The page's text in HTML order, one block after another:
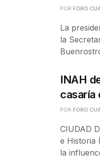
POR FORO
La
la
INAH
casaría
POR FORO
CIUDAD
e Historia
la